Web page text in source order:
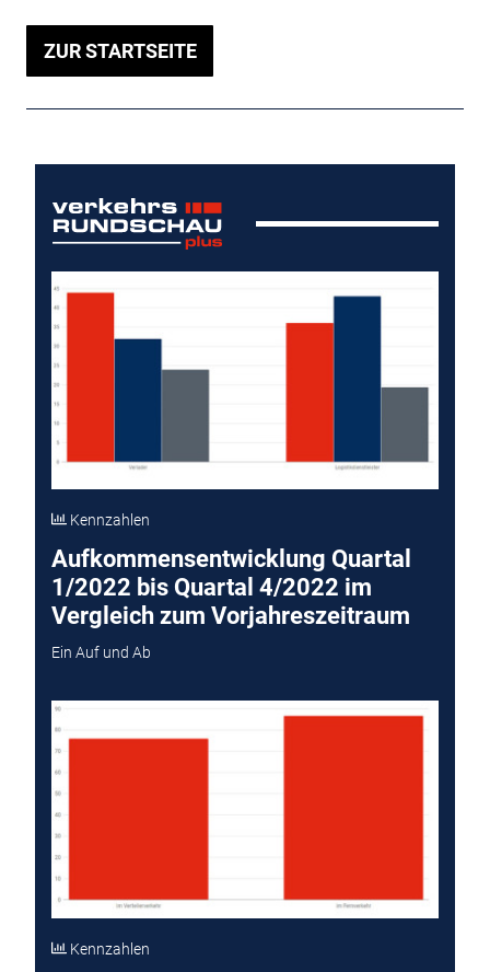
ZUR STARTSEITE
Kennzahlen
Aufkommensentwicklung Quartal
1/2022 bis Quartal 4/2022 im
Vergleich zum Vorjahreszeitraum
Ein Auf und Ab
Kennzahlen